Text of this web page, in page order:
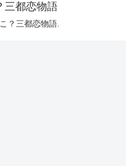
三都恋物語
？三都恋物語.